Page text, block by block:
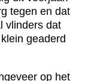
tegen en dat
vlinders dat
geaderd
op het